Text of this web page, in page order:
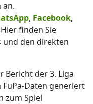
an.
, Facebook,
Hier finden Sie
und den direkten
Bericht der 3. Liga
Daten generiert
zum Spiel